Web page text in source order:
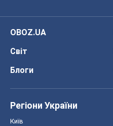
OBOZ.UA
Світ
Блоги
Регіони України
Київ